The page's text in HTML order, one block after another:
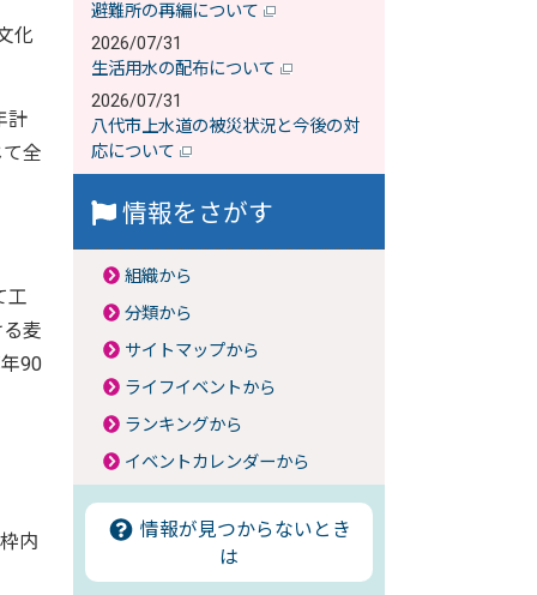
化
計
全
工
麦
90
内
避難所の再編について
2026/07/31
生活用水の配布について
2026/07/31
八代市上水道の被災状況と今後の対
応について
情報をさがす
組織から
分類から
サイトマップから
ライフイベントから
ランキングから
イベントカレンダーから
情報が見つからないとき
は